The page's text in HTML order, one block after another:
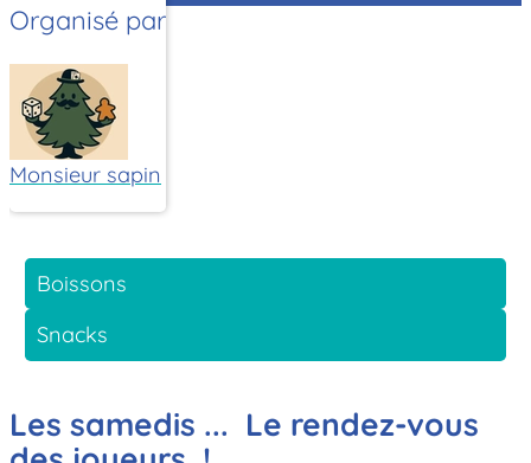
Organisé par
Monsieur sapin
Boissons
Snacks
Les samedis ... Le rendez-vous